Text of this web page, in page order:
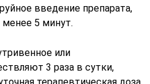
введение препарата,
5 минут.
или
3 раза в сутки,